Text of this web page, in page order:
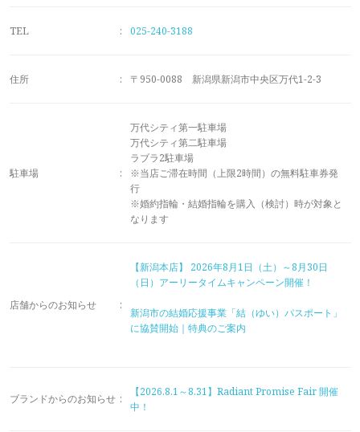
TEL : 025-240-3188
住所 : 〒950-0088 新潟県新潟市中央区万代1-2-3
駐車場 :
万代シティ第一駐車場
万代シティ第二駐車場
ラブラ2駐車場
※当店ご滞在時間（上限2時間）の無料駐車券発
行
※婚約指輪・結婚指輪を購入（検討）時が対象と
なります
店舗からのお知らせ :
【新潟本店】 2026年8月1日（土）～8月30日
（日）アーリータイムキャンペーン開催！
新潟市の結婚応援事業「結（ゆい）パスポート」
に協賛開始｜特典のご案内
ブランドからのお知らせ :
【2026.8.1～8.31】Radiant Promise Fair 開催
中！